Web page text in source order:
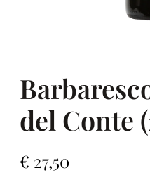
del Conte
€ 27,50